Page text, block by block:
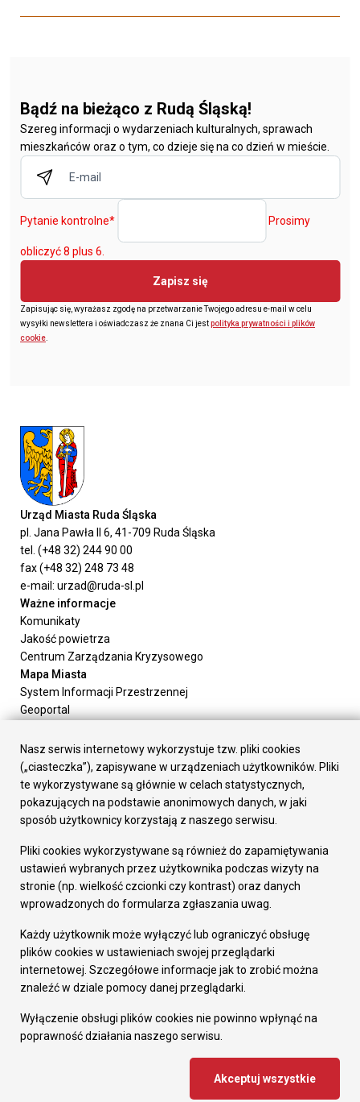
Bądź na bieżąco z Rudą Śląską!
Szereg informacji o wydarzeniach kulturalnych, sprawach
mieszkańców oraz o tym, co dzieje się na co dzień w mieście.
Pytanie kontrolne* Prosimy
obliczyć 8 plus 6.
Zapisz się
Zapisując się, wyrażasz zgodę na przetwarzanie Twojego adresu e-mail w celu
wysyłki newslettera i oświadczasz że znana Ci jestpolityka prywatności i plików
cookie
Urząd Miasta Ruda Śląska
pl. Jana Pawła II 6, 41-709 Ruda Śląska
tel. (+48 32) 244 90 00
fax (+48 32) 248 73 48
e-mail: urzad@ruda-sl.pl
Ważne informacje
Komunikaty
Jakość powietrza
Centrum Zarządzania Kryzysowego
Mapa Miasta
System Informacji Przestrzennej
Geoportal
Załatw sprawę
Prezydent Miasta
Rada Miasta
Wydziały
Elektroniczna Skrzynka Podawcza
Gospodarka
Fundusze europejskie
Środki krajowe
Oferty inwestycyjne
Pozostałe
Deklaracja dostępności
Dane osobowe
Dodaj opinię o witrynie
Projekt i wdrożenie - MIGOMEDIA
Nasz serwis internetowy wykorzystuje tzw. pliki cookies
(„ciasteczka”), zapisywane w urządzeniach użytkowników. Pliki
te wykorzystywane są głównie w celach statystycznych,
pokazujących na podstawie anonimowych danych, w jaki
sposób użytkownicy korzystają z naszego serwisu.
Pliki cookies wykorzystywane są również do zapamiętywania
ustawień wybranych przez użytkownika podczas wizyty na
stronie (np. wielkość czcionki czy kontrast) oraz danych
wprowadzonych do formularza zgłaszania uwag.
Każdy użytkownik może wyłączyć lub ograniczyć obsługę
plików cookies w ustawieniach swojej przeglądarki
internetowej. Szczegółowe informacje jak to zrobić można
znaleźć w dziale pomocy danej przeglądarki.
Wyłączenie obsługi plików cookies nie powinno wpłynąć na
poprawność działania naszego serwisu.
Akceptuj wszystkie